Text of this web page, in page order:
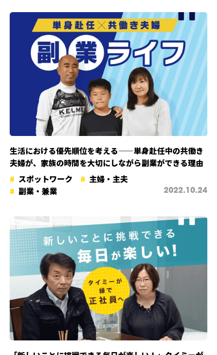
生活における優先順位を考える——単身赴任中の共働き
夫婦が、家族の時間を大切にしながら副業ができる理由
スポットワーク
主婦・主夫
副業・兼業
2022.10.24